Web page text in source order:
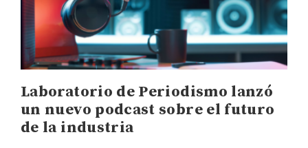
Laboratorio de Periodismo lanzó
un nuevo podcast sobre el futuro
de la industria